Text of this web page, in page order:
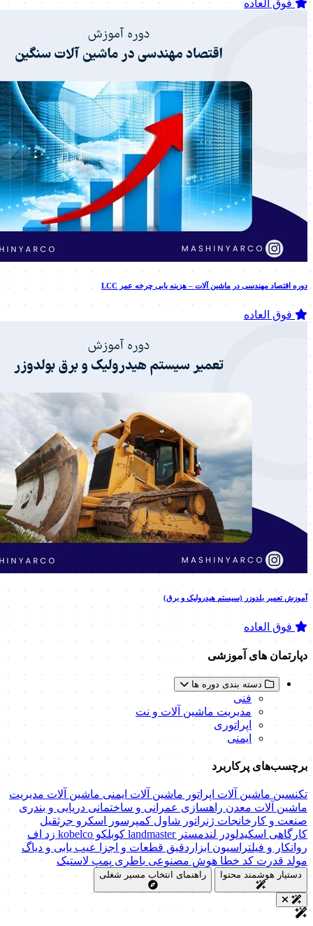
فوق العاده
دوره اقتصاد مهندسی در ماشین آلات – هزینه یابی چرخه عمر LCC
فوق العاده
آموزش تعمیر بلدوزر (سیستم هیدرولیک و برق)
فوق العاده
دپارتمان های آموزشی
دسته بندی دوره ها
فنی
مدیریت ماشین آلات و نت
اپراتوری
ایمنی
برچسب‌های پرکاربرد
تکنسین ماشین آلات اپراتور ماشین آلات ایمنی ماشین آلات مدیریت
ماشین آلات معدن راهسازی عمرانی و ساختمانی دریایی و بندری
صنعت و کارخانجات ژنراتور شاول کمپرسور اسکرو جرثقیل
کارگاهی اسکیدلودر لندمسترlandmaster کوبلکو kobelco زد اف
روانکار و فیلتراسیونابزاردقیق قطعات و اجزا
عیب یابی و دیاگ
مولد قدرت کد خطا هوش مصنوعی باطری پمپ لاستیک
دستیار هوشمند محتوا راهنمای انتخاب مسیر شغلی